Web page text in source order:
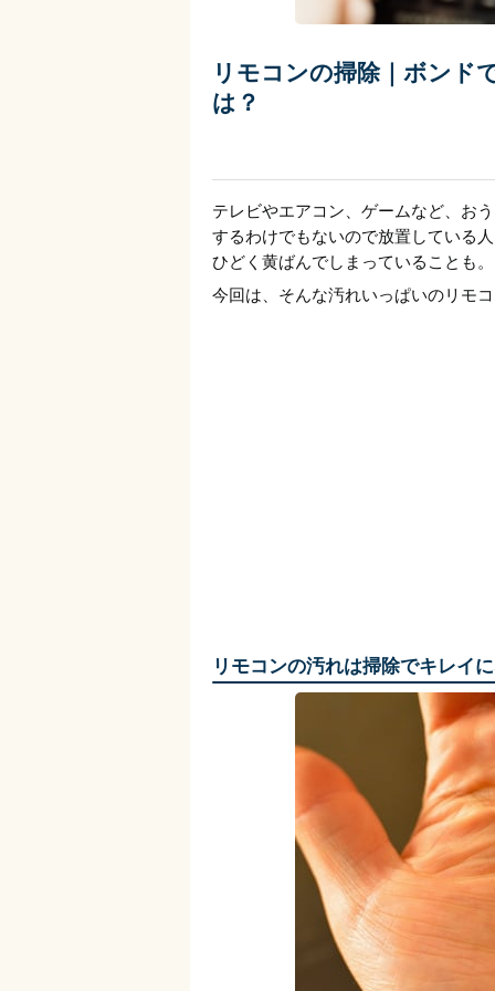
リモコンの掃除｜ボンド
は？
テレビやエアコン、ゲームなど、お
するわけでもないので放置している
ひどく黄ばんでしまっていることも。
今回は、そんな汚れいっぱいのリモ
リモコンの汚れは掃除でキレイ